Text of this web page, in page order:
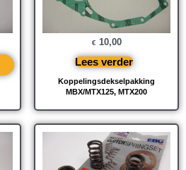
Koppelingsdekselpakking
MBX/MTX125, MTX200
€ 10,00
Lees verder